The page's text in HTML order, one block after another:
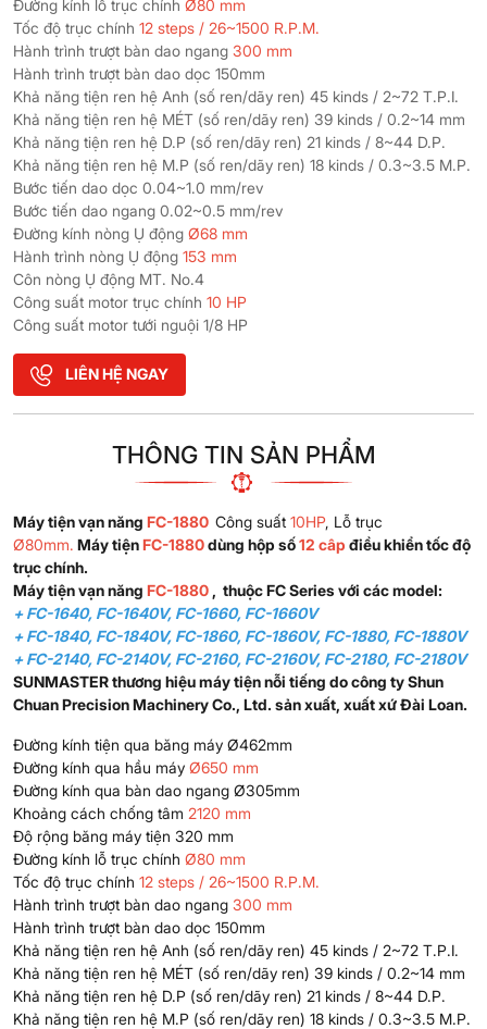
Đường kính lỗ trục chính Ø80 mm
Tốc độ trục chính 12 steps / 26~1500 R.P.M.
Hành trình trượt bàn dao ngang 300 mm
Hành trình trượt bàn dao dọc 150mm
Khả năng tiện ren hệ Anh (số ren/dãy ren) 45 kinds / 2~72 T.P.I.
Khả năng tiện ren hệ MÉT (số ren/dãy ren) 39 kinds / 0.2~14 mm
Khả năng tiện ren hệ D.P (số ren/dãy ren) 21 kinds / 8~44 D.P.
Khả năng tiện ren hệ M.P (số ren/dãy ren) 18 kinds / 0.3~3.5 M.P.
Bước tiến dao dọc 0.04~1.0 mm/rev
Bước tiến dao ngang 0.02~0.5 mm/rev
Đường kính nòng Ụ động Ø68 mm
Hành trình nòng Ụ động 153 mm
Côn nòng Ụ động MT. No.4
Công suất motor trục chính 10 HP
Công suất motor tưới nguội 1/8 HP
LIÊN HỆ NGAY
THÔNG TIN SẢN PHẨM
Máy tiện vạn năng FC-1880 Công suất 10HP, Lỗ trục
Ø80mm. Máy tiệnFC-1880dùng hộp số12 câp điều khiển tốc độ
trục chính.
Máy tiện vạn năng FC-1880 , thuộc FC Series với các model:
+ FC-1640, FC-1640V, FC-1660, FC-1660V
+ FC-1840, FC-1840V, FC-1860, FC-1860V, FC-1880, FC-1880V
+ FC-2140, FC-2140V, FC-2160, FC-2160V, FC-2180, FC-2180V
SUNMASTER thương hiệu máy tiện nỗi tiếng do công ty Shun
Chuan Precision Machinery Co., Ltd. sản xuất, xuất xứ Đài Loan.
Đường kính tiện qua băng máy Ø462mm
Đường kính qua hầu máy Ø650 mm
Đường kính qua bàn dao ngang Ø305mm
Khoảng cách chống tâm 2120 mm
Độ rộng băng máy tiện 320 mm
Đường kính lỗ trục chính Ø80 mm
Tốc độ trục chính 12 steps / 26~1500 R.P.M.
Hành trình trượt bàn dao ngang 300 mm
Hành trình trượt bàn dao dọc 150mm
Khả năng tiện ren hệ Anh (số ren/dãy ren) 45 kinds / 2~72 T.P.I.
Khả năng tiện ren hệ MÉT (số ren/dãy ren) 39 kinds / 0.2~14 mm
Khả năng tiện ren hệ D.P (số ren/dãy ren) 21 kinds / 8~44 D.P.
Khả năng tiện ren hệ M.P (số ren/dãy ren) 18 kinds / 0.3~3.5 M.P.